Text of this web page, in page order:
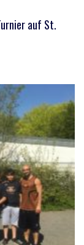
auf St.